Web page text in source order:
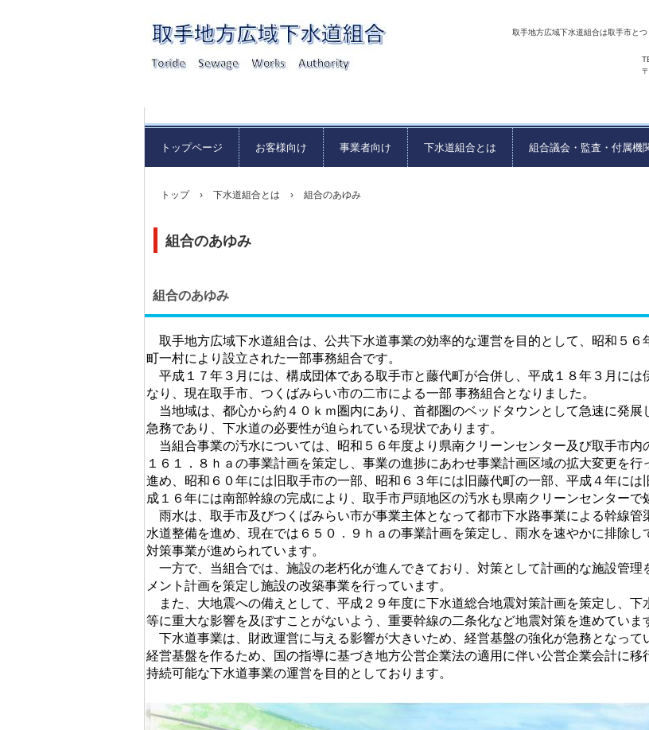
取手地方広域下水道組合は取手市と
トップページ お客様向け 事業者向け 下水道組合とは 組合議会・監査・付属機
トップ › 下水道組合とは › 組合のあゆみ
組合のあゆみ
組合のあゆみ
取手地方広域下水道組合は、公共下水道事業の効率的な運営を目的として、昭和５６
町一村により設立された一部事務組合です。
平成１７年３月には、構成団体である取手市と藤代町が合併し、平成１８年３月には
なり、現在取手市、つくばみらい市の二市による一部 事務組合となりました。
当地域は、都心から約４０ｋｍ圏内にあり、首都圏のベッドタウンとして急速に発
急務であり、下水道の必要性が迫られている現状であります。
当組合事業の汚水については、昭和５６年度より県南クリーンセンター及び取手市内
１６１．８ｈａの事業計画を策定し、事業の進捗にあわせ事業計画区域の拡大変更を
進め、昭和６０年には旧取手市の一部、昭和６３年には旧藤代町の一部、平成４年に
成１６年には南部幹線の完成により、取手市戸頭地区の汚水も県南クリーンセンターで
雨水は、取手市及びつくばみらい市が事業主体となって都市下水路事業による幹線
水道整備を進め、現在では６５０．９ｈａの事業計画を策定し、雨水を速やかに排除
対策事業が進められています。
一方で、当組合では、施設の老朽化が進んできており、対策として計画的な施設管理
メント計画を策定し施設の改築事業を行っています。
また、大地震への備えとして、平成２９年度に下水道総合地震対策計画を策定し、下
等に重大な影響を及ぼすことがないよう、重要幹線の二条化など地震対策を進めていま
下水道事業は、財政運営に与える影響が大きいため、経営基盤の強化が急務となって
経営基盤を作るため、国の指導に基づき地方公営企業法の適用に伴い公営企業会計に
持続可能な下水道事業の運営を目的としております。